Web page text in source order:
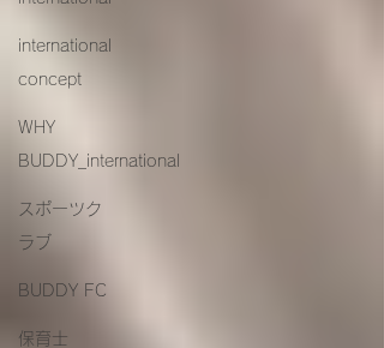
international
concept
WHY
BUDDY_international
スポーツク
ラブ
BUDDY FC
保育士